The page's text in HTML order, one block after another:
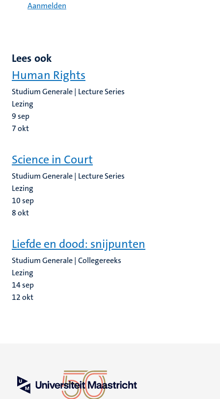
Aanmelden
Lees ook
Human Rights
Studium Generale | Lecture Series
Lezing
9sep
7okt
Science in Court
Studium Generale | Lecture Series
Lezing
10sep
8okt
Liefde en dood: snijpunten
Studium Generale | Collegereeks
Lezing
14sep
12okt